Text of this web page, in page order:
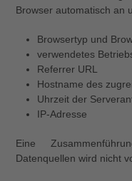
Browser automatisch an
Browsertyp und
verwendetes
Referrer URL
Hostname des
Uhrzeit der
IP-Adresse
Eine
Datenquellen wird nicht